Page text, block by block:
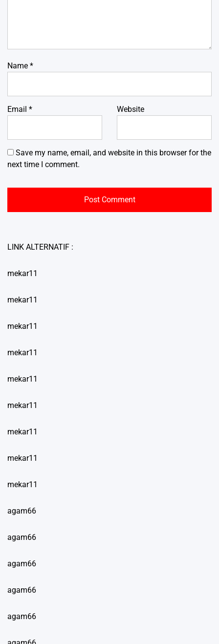
Name *
Email * Website
Save my name, email, and website in this browser for the
next time I comment.
LINK ALTERNATIF :
mekar11
mekar11
mekar11
mekar11
mekar11
mekar11
mekar11
mekar11
mekar11
agam66
agam66
agam66
agam66
agam66